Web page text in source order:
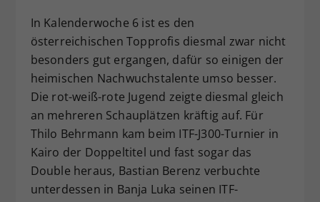
In Kalenderwoche 6 ist es den
österreichischen Topprofis diesmal zwar nicht
besonders gut ergangen, dafür so einigen der
heimischen Nachwuchstalente umso besser.
Die rot-weiß-rote Jugend zeigte diesmal gleich
an mehreren Schauplätzen kräftig auf. Für
Thilo Behrmann kam beim ITF-J300-Turnier in
Kairo der Doppeltitel und fast sogar das
Double heraus, Bastian Berenz verbuchte
unterdessen in Banja Luka seinen ITF-
Zweck
Dieser Wert speichert Ihre Consent-
zufällig generierte ID, für die
historische Speicherung Ihrer
vorgenommen Einstellungen, falls der
Webseiten-Betreiber dies eingestellt
hat.